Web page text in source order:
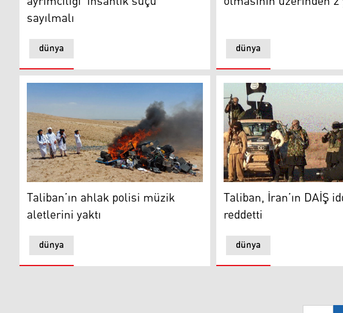
dünya
sayılmalı
dünya
Taliban’ın ahlak polisi müzik aletlerini yaktı
dünya
Taliban’ın ahlak polisi müzik
aletlerini yaktı
DAİŞ mensupları (Arşiv)
dünya
Taliban, İran’ın DAİŞ
reddetti